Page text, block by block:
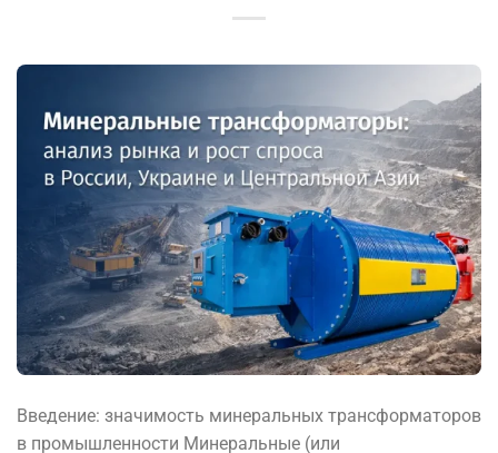
Введение: значимость минеральных трансформаторов
в промышленности Минеральные (или